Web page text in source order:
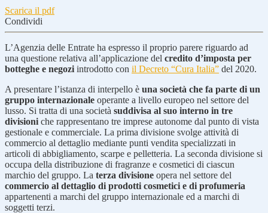
Scarica il pdf
Condividi
L’Agenzia delle Entrate ha espresso il proprio parere riguardo ad
una questione relativa all’applicazione del credito d’imposta per
botteghe e negozi introdotto con il Decreto “Cura Italia” del 2020.
A presentare l’istanza di interpello è una società che fa parte di un
gruppo internazionale operante a livello europeo nel settore del
lusso. Si tratta di una società suddivisa al suo interno in tre
divisioni che rappresentano tre imprese autonome dal punto di vista
gestionale e commerciale. La prima divisione svolge attività di
commercio al dettaglio mediante punti vendita specializzati in
articoli di abbigliamento, scarpe e pelletteria. La seconda divisione si
occupa della distribuzione di fragranze e cosmetici di ciascun
marchio del gruppo. La terza divisione opera nel settore del
commercio al dettaglio di prodotti cosmetici e di profumeria
appartenenti a marchi del gruppo internazionale ed a marchi di
soggetti terzi.